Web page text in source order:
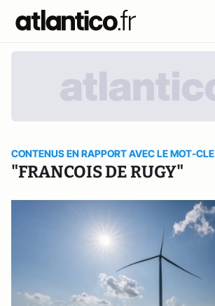
CONTENUS EN RAPPORT AVEC LE MOT-CLE
"FRANCOIS DE RUGY"